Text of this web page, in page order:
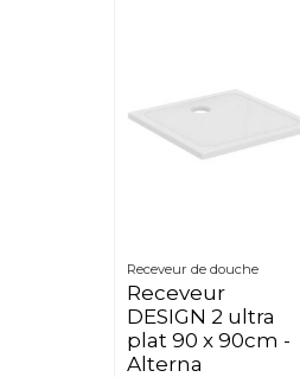
Receveur de douche
Receveur
DESIGN 2 ultra
plat 90 x 90cm -
Alterna